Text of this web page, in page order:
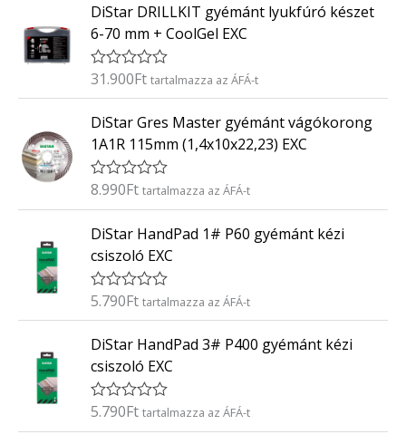
é
k
e
l
é
s
:
/
5
DiStar DRILLKIT gyémánt lyukfúró készet
6-70 mm + CoolGel EXC
É
é
k
e
l
s
:
/
5
31.900Ft tartalmazza az ÁFÁ-t
DiStar Gres Master gyémánt vágókorong
1A1R 115mm (1,4x10x22,23) EXC
É
é
e
l
é
s
:
/
5
8.990Ft tartalmazza az ÁFÁ-t
DiStar HandPad 1# P60 gyémánt kézi
csiszoló EXC
É
é
e
l
s
:
5.790Ft tartalmazza az ÁFÁ-t
DiStar HandPad 3# P400 gyémánt kézi
csiszoló EXC
É
5.790Ft tartalmazza az ÁFÁ-t